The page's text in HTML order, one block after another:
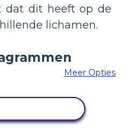
dat dit heeft op de
lichamen.
Meer Opties